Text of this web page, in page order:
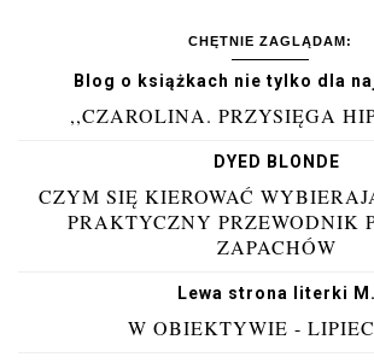
CHĘTNIE ZAGLĄDAM:
Blog o książkach nie tylko dla
,,CZAROLINA. PRZYSIĘGA
DYED BLONDE
CZYM SIĘ KIEROWAĆ
PRAKTYCZNY PRZEWODNIK
ZAPACHÓW
Lewa strona literki M.
W OBIEKTYWIE -